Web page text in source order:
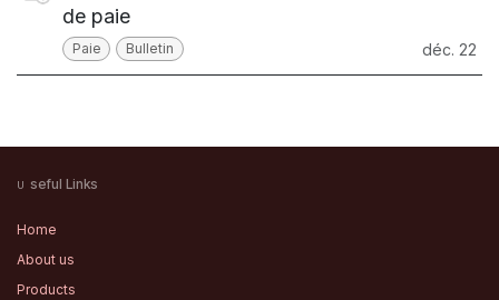
de paie
Paie Bulletin déc. 22
U seful Links
Home
About us
Products